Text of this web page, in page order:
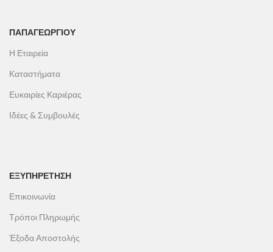
ΠΑΠΑΓΕΩΡΓΊΟΥ
Η Εταιρεία
Καταστήματα
Ευκαιρίες Καριέρας
Ιδέες & Συμβουλές
ΕΞΥΠΗΡΕΤΗΣΗ
Επικοινωνία
Τρόποι Πληρωμής
Έξοδα Αποστολής